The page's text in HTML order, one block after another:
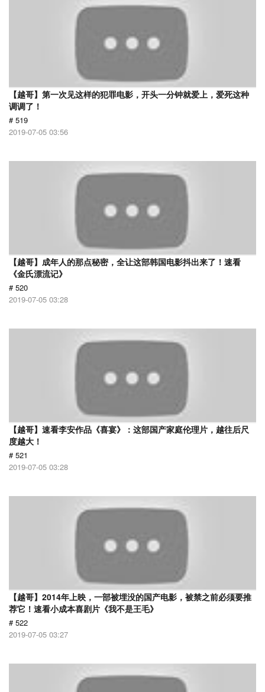
【越哥】第一次见这样的犯罪电影，开头一分钟就爱上，爱死这种
调调了！
# 519
2019-07-05 03:56
【越哥】成年人的那点秘密，全让这部韩国电影抖出来了！速看
《金氏漂流记》
# 520
2019-07-05 03:28
【越哥】速看李安作品《喜宴》：这部国产家庭伦理片，越往后尺
度越大！
# 521
2019-07-05 03:28
【越哥】2014年上映，一部被埋没的国产电影，被禁之前必须要推
荐它！速看小成本喜剧片《我不是王毛》
# 522
2019-07-05 03:27